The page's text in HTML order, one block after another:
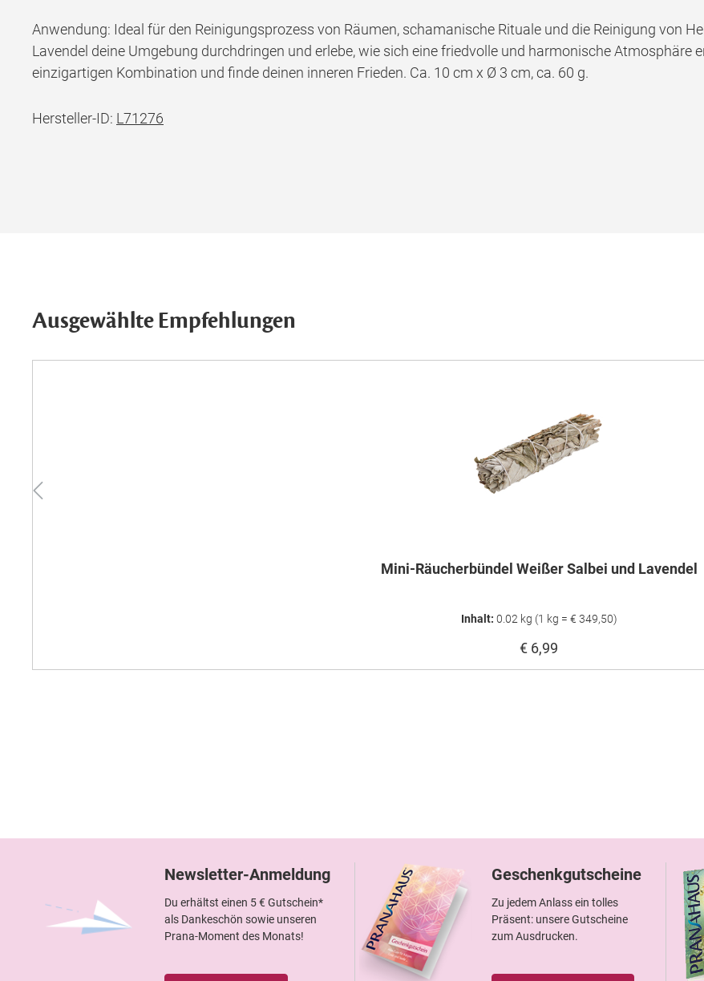
Anwendung: Ideal für den Reinigungsprozess von Räumen, schamanische Rituale und die Reinigung von
Lavendel deine Umgebung durchdringen und erlebe, wie sich eine friedvolle und harmonische Atmosphäre
einzigartigen Kombination und finde deinen inneren Frieden. Ca. 10 cm x Ø 3 cm, ca. 60 g.
Hersteller-ID: L71276
Ausgewählte Empfehlungen
Mini-Räucherbündel Weißer Salbei und Lavendel
Inhalt: 0.02 kg (1 kg = € 349,50)
€ 6,99
Newsletter-Anmeldung
Du erhältst einen 5 € Gutschein*
als Dankeschön sowie unseren
Prana-Moment des Monats!
Geschenkgutscheine
Zu jedem Anlass ein tolles
Präsent: unsere Gutscheine
zum Ausdrucken.